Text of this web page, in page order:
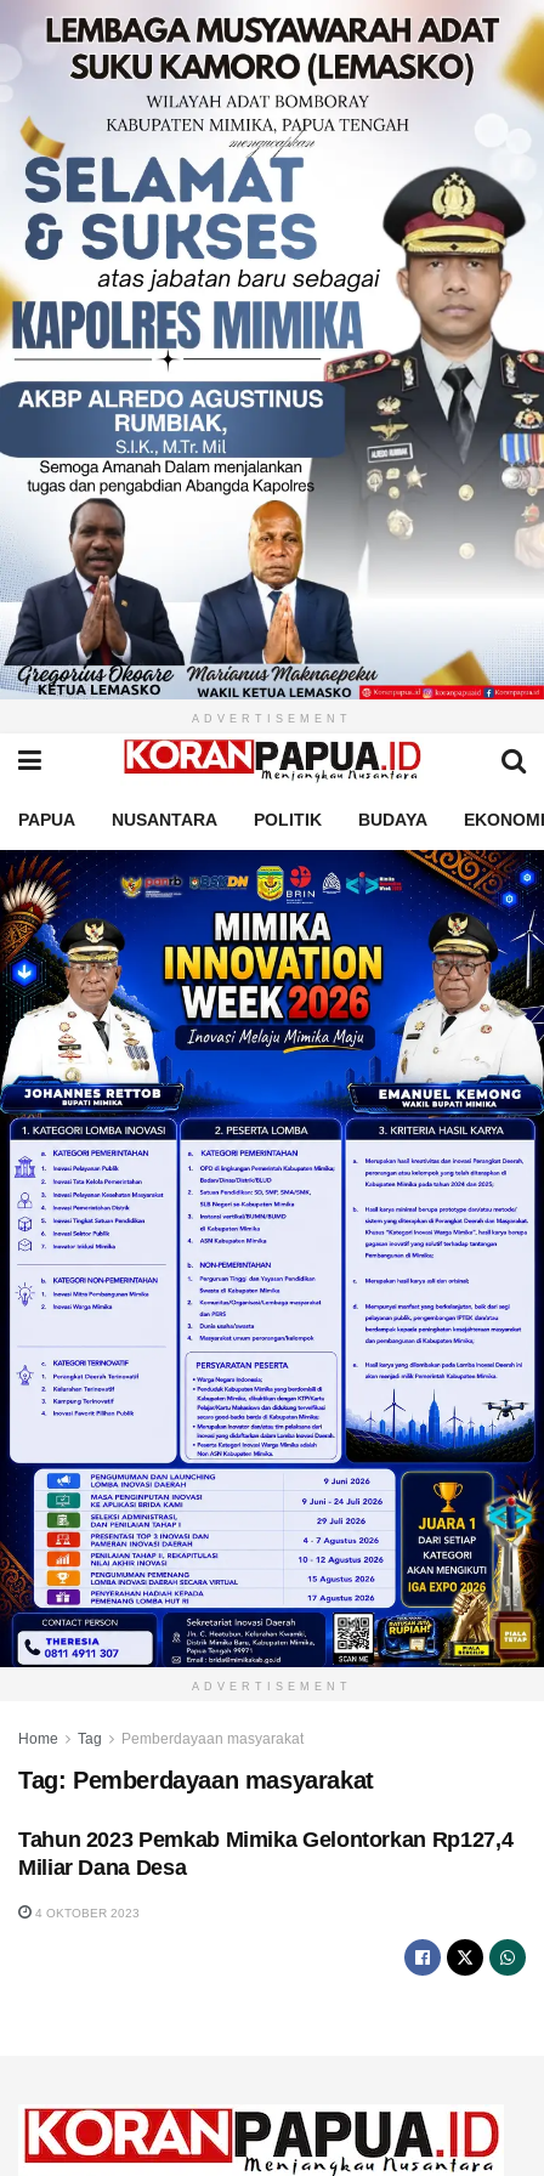
ADVERTISEMENT
PAPUA NUSANTARA POLITIK BUDAYA EKONOMI
ADVERTISEMENT
Home Tag Pemberdayaan masyarakat
Tag: Pemberdayaan masyarakat
Tahun 2023 Pemkab Mimika Gelontorkan Rp127,4
Miliar Dana Desa
4 OKTOBER 2023